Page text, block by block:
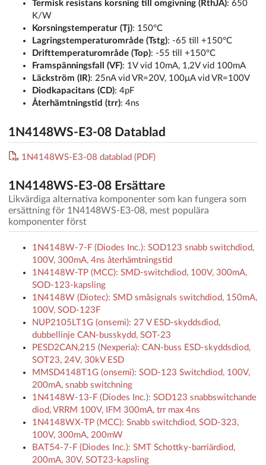
Termisk resistans korsning till omgivning (RthJA): 650
K/W
Korsningstemperatur (Tj): 150°C
Lagringstemperaturområde (Tstg): -65 till +150°C
Drifttemperaturområde (Top): -55 till +150°C
Framspänningsfall (VF): 1V vid 10mA, 1,2V vid 100mA
Läckström (IR): 25nA vid VR=20V, 100μA vid VR=100V
Diodkapacitans (CD): 4pF
Återhämtningstid (trr): 4ns
1N4148WS-E3-08 Datablad
1N4148WS-E3-08 datablad (PDF)
1N4148WS-E3-08 Ersättare
Likvärdiga alternativa komponenter som kan fungera som
ersättning för 1N4148WS-E3-08, mest populära
komponenter först
1N4148W-7-F (Diodes Inc.): SOD123 snabb switchdiod,
100V, 300mA, 4ns återhämtningstid
1N4148W-TP (MCC): SMD-switchdiod, 100V, 300mA,
SOD-123-kapsling
1N4148W (Diotec): SMD småsignals switchdiod, 150mA,
100V, SOD-123F
NUP2105LT1G (onsemi): 27 V ESD-skyddsdiod,
dubbellinje CAN-busskydd, SOT-23
PESD2CAN,215 (Nexperia): CAN-buss ESD-skyddsdiod,
SOT23, 24V, 30kV ESD
MMSD4148T1G (onsemi): SOD-123 Switchdiod, 100V,
200mA, snabb switchning
1N4148W-13-F (Diodes Inc.): SOD123 snabbswitchande
diod, VRRM 100V, IFM 300mA, trr max 4ns
1N4148WX-TP (MCC): Snabb switchdiod, SOD-323,
100V, 300mA, 200mW
BAT54-7-F (Diodes Inc.): SMT Schottky-barriärdiod,
200mA, 30V, SOT23-kapsling